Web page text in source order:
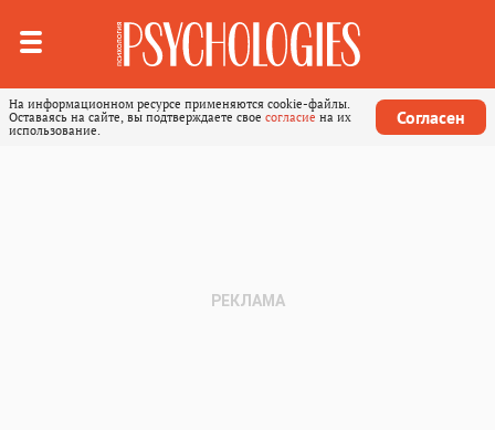
На информационном ресурсе применяются cookie-файлы.
Оставаясь на сайте, вы подтверждаете свое согласие на их
использование.
Согласен